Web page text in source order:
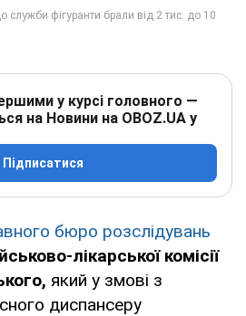
у курсі головного —
на Новини на OBOZ.UA у
Підписатися
бюро розслідувань
лікарської комісії
який у змові з
диспансеру